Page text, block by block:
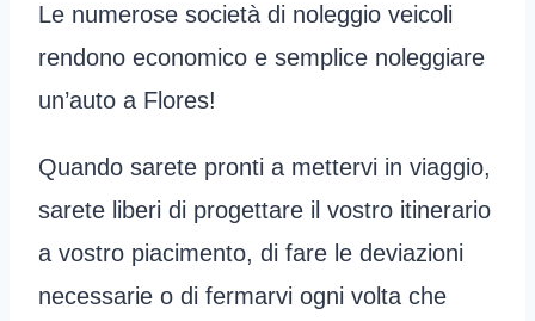
Le numerose società di noleggio veicoli
rendono economico e semplice noleggiare
un’auto a Flores!
Quando sarete pronti a mettervi in viaggio,
sarete liberi di progettare il vostro itinerario
a vostro piacimento, di fare le deviazioni
necessarie o di fermarvi ogni volta che